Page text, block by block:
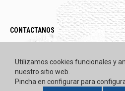
CONTACTANOS
Utilizamos cookies funcionales y
nuestro sitio web.
Pincha en configurar para